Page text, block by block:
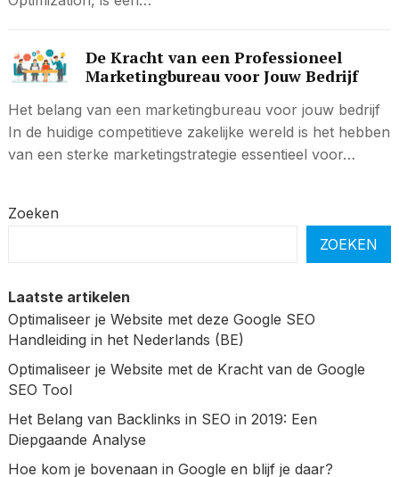
De Kracht van een Professioneel
Marketingbureau voor Jouw Bedrijf
Het belang van een marketingbureau voor jouw bedrijf
In de huidige competitieve zakelijke wereld is het hebben
van een sterke marketingstrategie essentieel voor…
Zoeken
ZOEKEN
Laatste artikelen
Optimaliseer je Website met deze Google SEO
Handleiding in het Nederlands (BE)
Optimaliseer je Website met de Kracht van de Google
SEO Tool
Het Belang van Backlinks in SEO in 2019: Een
Diepgaande Analyse
Hoe kom je bovenaan in Google en blijf je daar?